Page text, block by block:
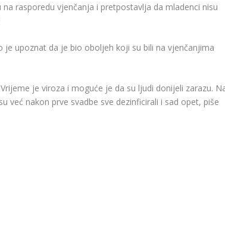
rasporedu vjenčanja i pretpostavlja da mladenci nisu
je upoznat da je bio oboljeh koji su bili na vjenčanjima
je viroza i moguće je da su ljudi donijeli zarazu.
već nakon prve svadbe sve dezinficirali i sad opet, piše